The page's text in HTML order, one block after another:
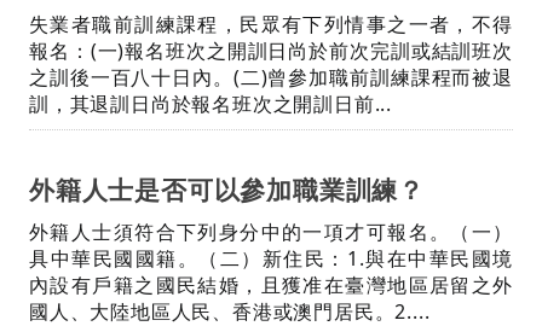
失業者職前訓練課程，民眾有下列情事之一者，不得
報名：(一)報名班次之開訓日尚於前次完訓或結訓班次
之訓後一百八十日內。(二)曾參加職前訓練課程而被退
訓，其退訓日尚於報名班次之開訓日前...
外籍人士是否可以參加職業訓練？
外籍人士須符合下列身分中的一項才可報名。（一）
具中華民國國籍。（二）新住民：1.與在中華民國境
內設有戶籍之國民結婚，且獲准在臺灣地區居留之外
國人、大陸地區人民、香港或澳門居民。2....